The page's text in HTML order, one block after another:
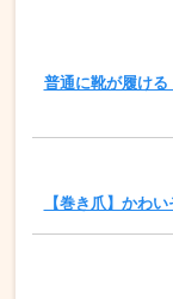
普通に靴が履ける
【巻き爪】かわ